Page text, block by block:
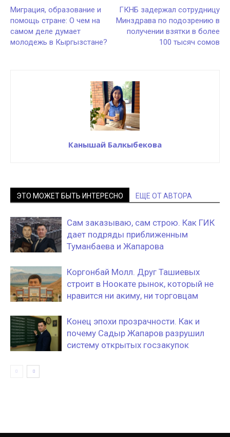
Миграция, образование и
помощь стране: О чем на
самом деле думает
молодежь в Кыргызстане?
ГКНБ задержал сотрудницу
Минздрава по подозрению в
получении взятки в более
100 тысяч сомов
Канышай Балкыбекова
ЭТО МОЖЕТ БЫТЬ ИНТЕРЕСНО ЕЩЕ ОТ АВТОРА
Сам заказываю, сам строю. Как ГИК
дает подряды приближенным
Туманбаева и Жапарова
Коргонбай Молл. Друг Ташиевых
строит в Ноокате рынок, который не
нравится ни акиму, ни торговцам
Конец эпохи прозрачности. Как и
почему Садыр Жапаров разрушил
систему открытых госзакупок